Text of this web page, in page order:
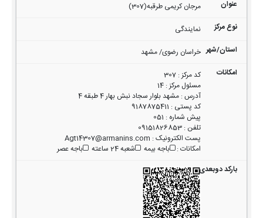
مرجان کریمی طرقبه(307)
نمایندگی
خراسان رضوی/ مشهد
کد مرکز:
307
مسئول مرکز:
14
آدرس:مشهد بلوار سجاد نبش بهار 4 طبقه 4
کد پستی :
9187875411
پیش شماره :
051
تلفن :
09151826853
پست الکترونیک:
Agt14307@armanins.com
امکانات: باجه بیمه شعبه 24 ساعته باجه عصر